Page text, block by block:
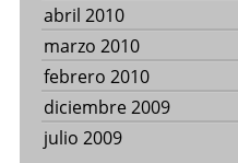
abril 2010
marzo 2010
febrero 2010
diciembre 2009
julio 2009